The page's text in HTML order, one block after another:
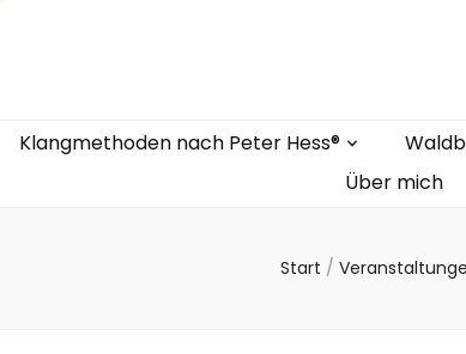
Klangmethoden nach Peter Hess®
Über mich
Start /